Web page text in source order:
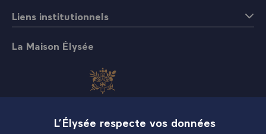
Liens institutionnels
La Maison Élysée
L’Élysée respecte vos données